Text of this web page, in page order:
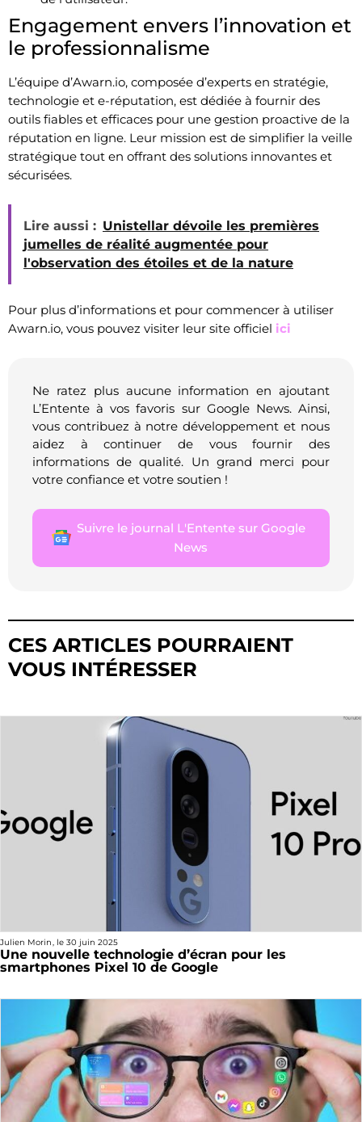
Engagement envers l’innovation et
le professionnalisme
L’équipe d’Awarn.io, composée d’experts en stratégie,
technologie et e-réputation, est dédiée à fournir des
outils fiables et efficaces pour une gestion proactive de la
réputation en ligne. Leur mission est de simplifier la veille
stratégique tout en offrant des solutions innovantes et
sécurisées.
Lire aussi : Unistellar dévoile les premières
jumelles de réalité augmentée pour
l'observation des étoiles et de la nature
Pour plus d’informations et pour commencer à utiliser
Awarn.io, vous pouvez visiter leur site officiel ici
Ne ratez plus aucune information en ajoutant
L’Entente à vos favoris sur Google News. Ainsi,
vous contribuez à notre développement et nous
aidez à continuer de vous fournir des
informations de qualité. Un grand merci pour
votre confiance et votre soutien !
Suivre le journal L'Entente sur Google
News
CES ARTICLES POURRAIENT
VOUS INTÉRESSER
Julien Morin, le 30 juin 2025
Une nouvelle technologie d’écran pour les
smartphones Pixel 10 de Google